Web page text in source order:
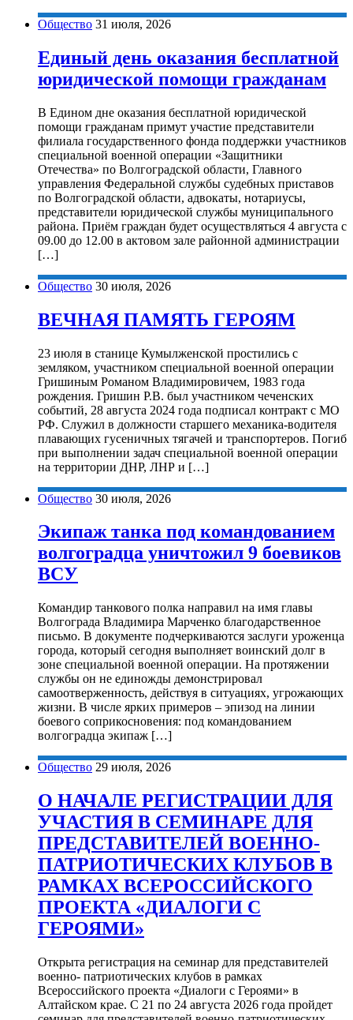
Общество 31 июля, 2026
Единый день оказания бесплатной
юридической помощи гражданам
В Едином дне оказания бесплатной юридической
помощи гражданам примут участие представители
филиала государственного фонда поддержки участников
специальной военной операции «Защитники
Отечества» по Волгоградской области, Главного
управления Федеральной службы судебных приставов
по Волгоградской области, адвокаты, нотариусы,
представители юридической службы муниципального
района. Приём граждан будет осуществляться 4 августа с
09.00 до 12.00 в актовом зале районной администрации
[…]
Общество 30 июля, 2026
ВЕЧНАЯ ПАМЯТЬ ГЕРОЯМ
23 июля в станице Кумылженской простились с
земляком, участником специальной военной операции
Гришиным Романом Владимировичем, 1983 года
рождения. Гришин Р.В. был участником чеченских
событий, 28 августа 2024 года подписал контракт с МО
РФ. Служил в должности старшего механика-водителя
плавающих гусеничных тягачей и транспортеров. Погиб
при выполнении задач специальной военной операции
на территории ДНР, ЛНР и […]
Общество 30 июля, 2026
Экипаж танка под командованием
волгоградца уничтожил 9 боевиков
ВСУ
Командир танкового полка направил на имя главы
Волгограда Владимира Марченко благодарственное
письмо. В документе подчеркиваются заслуги уроженца
города, который сегодня выполняет воинский долг в
зоне специальной военной операции. На протяжении
службы он не единожды демонстрировал
самоотверженность, действуя в ситуациях, угрожающих
жизни. В числе ярких примеров – эпизод на линии
боевого соприкосновения: под командованием
волгоградца экипаж […]
Общество 29 июля, 2026
О НАЧАЛЕ РЕГИСТРАЦИИ ДЛЯ
УЧАСТИЯ В СЕМИНАРЕ ДЛЯ
ПРЕДСТАВИТЕЛЕЙ ВОЕННО-
ПАТРИОТИЧЕСКИХ КЛУБОВ В
РАМКАХ ВСЕРОССИЙСКОГО
ПРОЕКТА «ДИАЛОГИ С
ГЕРОЯМИ»
Открыта регистрация на семинар для представителей
военно- патриотических клубов в рамках
Всероссийского проекта «Диалоги с Героями» в
Алтайском крае. С 21 по 24 августа 2026 года пройдет